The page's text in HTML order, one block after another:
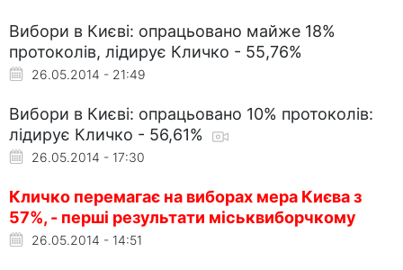
Вибори в Києві: опрацьовано майже 18%
протоколів, лідирує Кличко - 55,76%
26.05.2014 - 21:49
Вибори в Києві: опрацьовано 10% протоколів:
лідирує Кличко - 56,61%
26.05.2014 - 17:30
Кличко перемагає на виборах мера Києва з
57%, - перші результати міськвиборчкому
26.05.2014 - 14:51